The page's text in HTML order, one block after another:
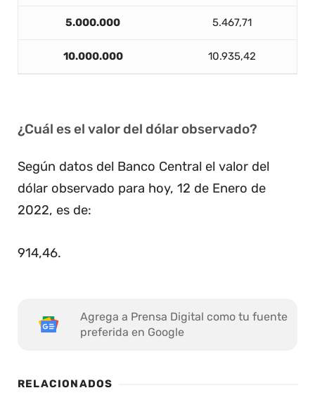
5.000.000 5.467,71
10.000.000 10.935,42
¿Cuál es el valor del dólar observado?
Según datos del Banco Central el valor del
dólar observado para hoy, 12 de Enero de
2022, es de:
914,46.
Agrega a Prensa Digital como tu fuente
preferida en Google
RELACIONADOS